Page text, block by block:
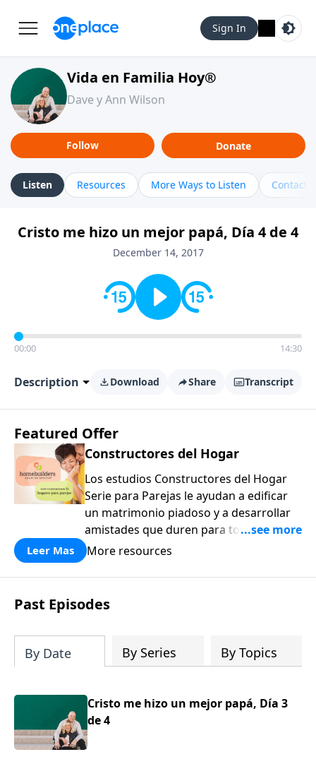
Sign In
Vida en Familia Hoy®
Dave y Ann Wilson
Follow Donate
Listen Resources More Ways to Listen Contact
Cristo me hizo un mejor papá, Día 4 de 4
December 14, 2017
00:00 14:30
Description Download Share Transcript
Featured Offer
Constructores del Hogar
Los estudios Constructores del Hogar
Serie para Parejas le ayudan a edificar
un matrimonio piadoso y a desarrollar
amistades que duren para toda la vida.
¡Únase a uno de los estudios de grupos
a casa los principios de la Palabra de
Dios para compartirlos con su familia,
su iglesia y su comunidad!
Leer Mas More resources
Past Episodes
By Date By Series By Topics
Cristo me hizo un mejor papá, Día 3
de 4